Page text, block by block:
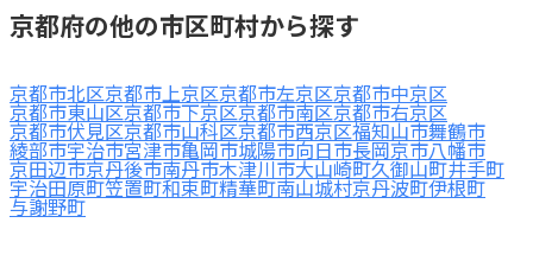
京都府の他の市区町村から探す
京都市北区京都市上京区京都市左京区京都市中京区
京都市東山区京都市下京区京都市南区京都市右京区
京都市伏見区京都市山科区京都市西京区福知山市舞鶴市
綾部市宇治市宮津市亀岡市城陽市向日市長岡京市八幡市
京田辺市京丹後市南丹市木津川市大山崎町久御山町井手町
宇治田原町笠置町和束町精華町南山城村京丹波町伊根町
与謝野町